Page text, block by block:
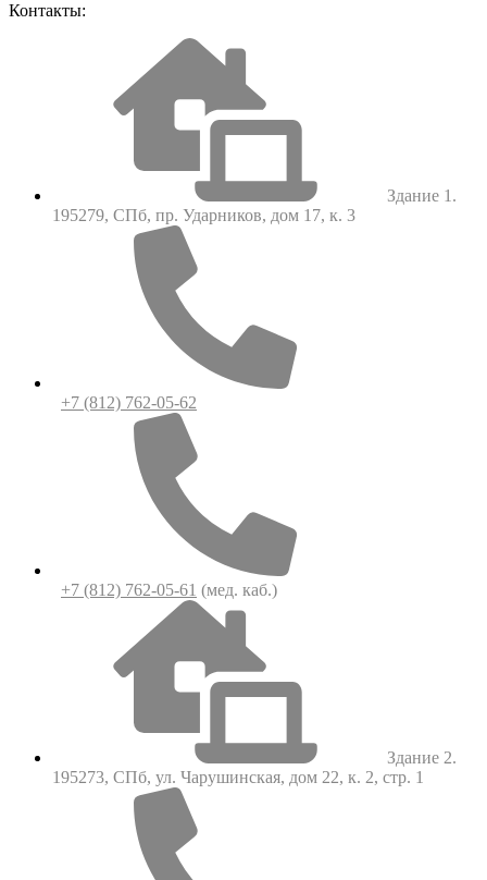
Контакты:
Здание 1.
195279, СПб, пр. Ударников, дом 17, к. 3
+7 (812) 762-05-62
+7 (812) 762-05-61 (мед. каб.)
Здание 2.
195273, СПб, ул. Чарушинская, дом 22, к. 2, стр. 1